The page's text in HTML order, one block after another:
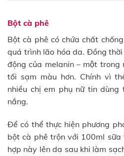
Bột cà phê
Bột cà phê có chứa chất
quá trình lão hóa da. Đồng
động của melanin – một trong
tối sạm màu hơn. Chính vì
nhiều chị em phụ nữ tin
nắng.
Để có thể thực hiện phương
bột cà phê trộn với 100ml sữa
hợp này lên da sau khi làm